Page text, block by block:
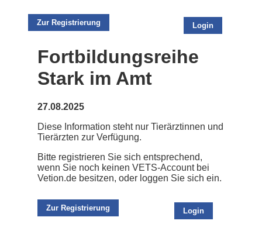
Zur Registrierung Login
Fortbildungsreihe
Stark im Amt
27.08.2025
Diese Information steht nur Tierärztinnen und
Tierärzten zur Verfügung.
Bitte registrieren Sie sich entsprechend,
wenn Sie noch keinen VETS-Account bei
Vetion.de besitzen, oder loggen Sie sich ein.
Zur Registrierung Login